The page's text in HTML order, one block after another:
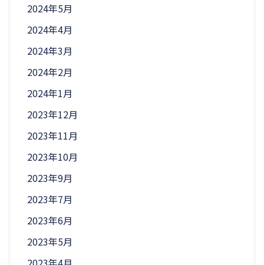
2024年5月
2024年4月
2024年3月
2024年2月
2024年1月
2023年12月
2023年11月
2023年10月
2023年9月
2023年7月
2023年6月
2023年5月